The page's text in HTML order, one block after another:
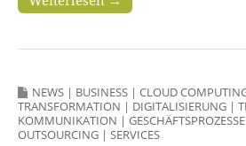
NEWS | BUSINESS | CLOUD
TRANSFORMATION | DIGITALISIERUNG |
KOMMUNIKATION | GESCHÄFTSPROZESSE
OUTSOURCING | SERVICES